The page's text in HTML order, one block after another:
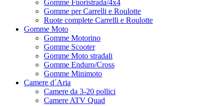
Gomme Fuoristrada/4x4
Gomme per Carrelli e Roulotte
Ruote complete Carrelli e Roulotte
Gomme Moto
Gomme Motorino
Gomme Scooter
Gomme Moto stradali
Gomme Enduro/Cross
Gomme Minimoto
Camere d´Aria
Camere da 3-20 pollici
Camere ATV Quad